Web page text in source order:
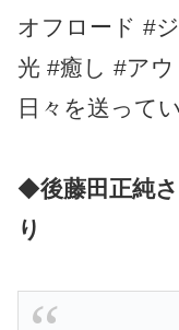
オフロード #
光 #癒し #ア
日々を送って
◆後藤田正純
り